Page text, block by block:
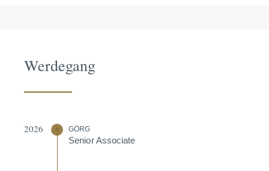
Werdegang
2026 GÖRG
Senior Associate